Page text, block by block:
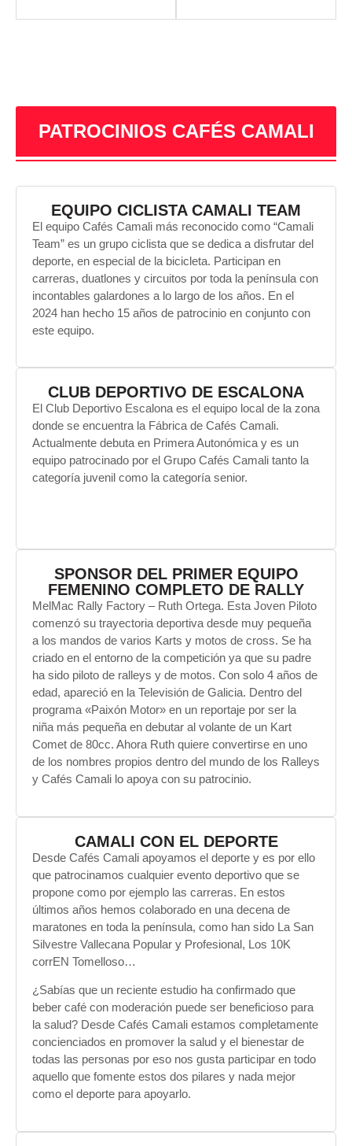
PATROCINIOS CAFÉS CAMALI
EQUIPO CICLISTA CAMALI TEAM
El equipo Cafés Camali más reconocido como “Camali
Team” es un grupo ciclista que se dedica a disfrutar del
deporte, en especial de la bicicleta. Participan en
carreras, duatlones y circuitos por toda la península con
incontables galardones a lo largo de los años. En el
2024 han hecho 15 años de patrocinio en conjunto con
este equipo.
CLUB DEPORTIVO DE ESCALONA
El Club Deportivo Escalona es el equipo local de la zona
donde se encuentra la Fábrica de Cafés Camali.
Actualmente debuta en Primera Autonómica y es un
equipo patrocinado por el Grupo Cafés Camali tanto la
categoría juvenil como la categoría senior.
SPONSOR DEL PRIMER EQUIPO
FEMENINO COMPLETO DE RALLY
MelMac Rally Factory – Ruth Ortega. Esta Joven Piloto
comenzó su trayectoria deportiva desde muy pequeña
a los mandos de varios Karts y motos de cross. Se ha
criado en el entorno de la competición ya que su padre
ha sido piloto de ralleys y de motos. Con solo 4 años de
edad, apareció en la Televisión de Galicia. Dentro del
programa «Paixón Motor» en un reportaje por ser la
niña más pequeña en debutar al volante de un Kart
Comet de 80cc. Ahora Ruth quiere convertirse en uno
de los nombres propios dentro del mundo de los Ralleys
y Cafés Camali lo apoya con su patrocinio.
CAMALI CON EL DEPORTE
Desde Cafés Camali apoyamos el deporte y es por ello
que patrocinamos cualquier evento deportivo que se
propone como por ejemplo las carreras. En estos
últimos años hemos colaborado en una decena de
maratones en toda la península, como han sido La San
Silvestre Vallecana Popular y Profesional, Los 10K
corrEN Tomelloso…
¿Sabías que un reciente estudio ha confirmado que
beber café con moderación puede ser beneficioso para
la salud? Desde Cafés Camali estamos completamente
concienciados en promover la salud y el bienestar de
todas las personas por eso nos gusta participar en todo
aquello que fomente estos dos pilares y nada mejor
como el deporte para apoyarlo.